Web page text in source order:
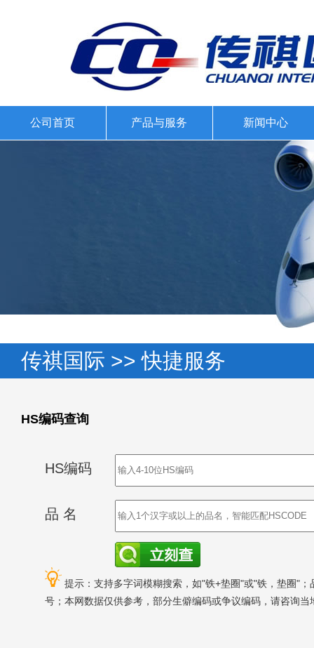
公司首页 产品与服务 新闻中心
传祺国际 >> 快捷服务
HS编码查询
HS编码
品 名
提示：支持多字词模糊搜索，如"铁+垫圈"或"铁，垫圈"
号；本网数据仅供参考，部分生僻编码或争议编码，请咨询当